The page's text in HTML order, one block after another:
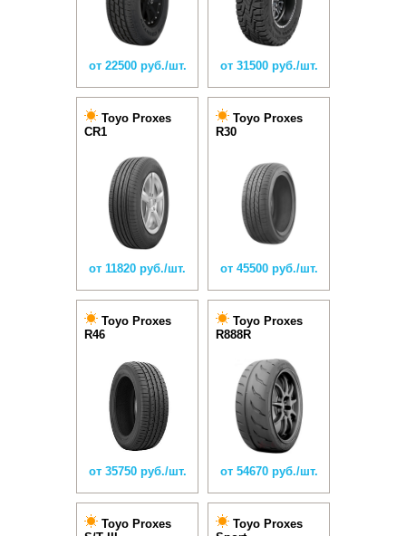
от 22500 руб./шт. от 31500 руб./шт.
Toyo Proxes
CR1
от 11820 руб./шт.
Toyo Proxes
R30
от 45500 руб./шт.
Toyo Proxes
R46
от 35750 руб./шт.
Toyo Proxes
R888R
от 54670 руб./шт.
Toyo Proxes
Toyo Proxes